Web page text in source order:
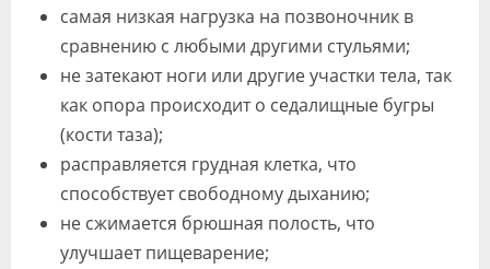
самая низкая нагрузка на позвоночник в
сравнению с любыми другими стульями;
не затекают ноги или другие участки тела, так
как опора происходит о седалищные бугры
(кости таза);
расправляется грудная клетка, что
способствует свободному дыханию;
не сжимается брюшная полость, что
улучшает пищеварение;